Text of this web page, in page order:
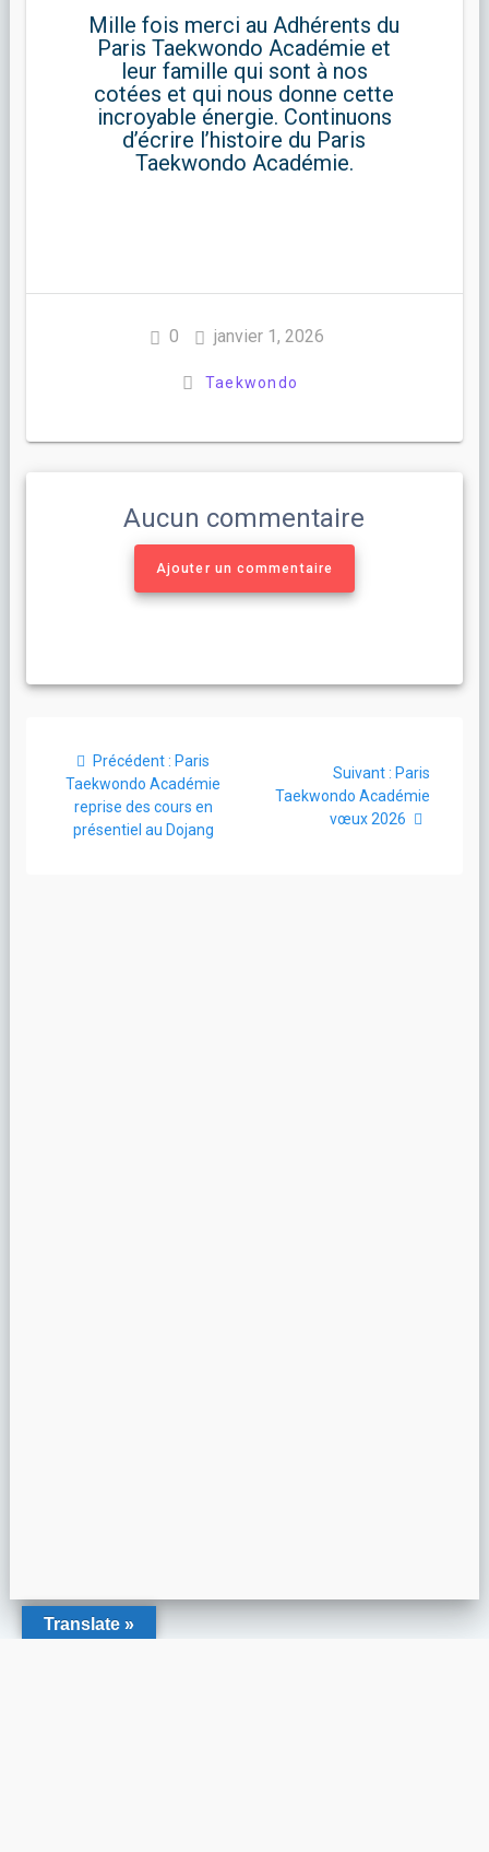
Mille fois merci au Adhérents du
Paris Taekwondo Académie et
leur famille qui sont à nos
cotées et qui nous donne cette
incroyable énergie. Continuons
d’écrire l’histoire du Paris
Taekwondo Académie.
0 janvier 1, 2026
Taekwondo
Aucun commentaire
Ajouter un commentaire
de
l’article
Précédent : Article
précédent
:
Paris
Taekwondo Académie
reprise des cours en
présentiel au Dojang
Suivant : Article
suivant
:
Paris
Taekwondo Académie
vœux 2026
Translate »